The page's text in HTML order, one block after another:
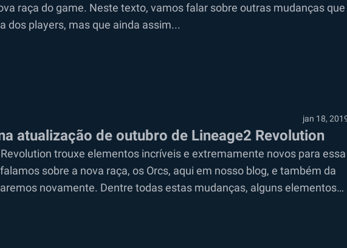
raça do game. Neste texto, vamos falar sobre outras mudanças que
dos players, mas que ainda assim...
jan 18,
atualização de outubro de Lineage2 Revolution
trouxe elementos incríveis e extremamente novos para essa
sobre a nova raça, os Orcs, aqui em nosso blog, e também da
novamente. Dentre todas estas mudanças, alguns elementos